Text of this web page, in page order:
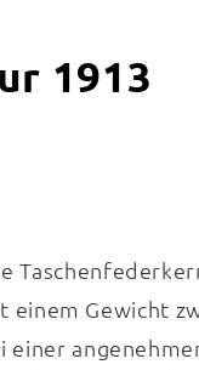
1913
Gewicht